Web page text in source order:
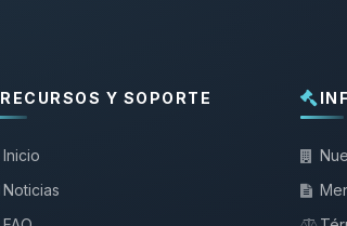
RECURSOS Y SOPORTE
Inicio
Noticias